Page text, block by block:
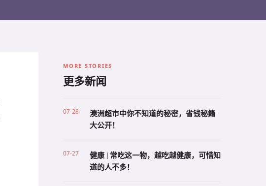
MORE STORIES
更多新闻
07-28
澳洲超市中你不知道的秘密，省钱秘籍
大公开！
07-27
健康 | 常吃这一物，越吃越健康，可惜知
道的人不多！